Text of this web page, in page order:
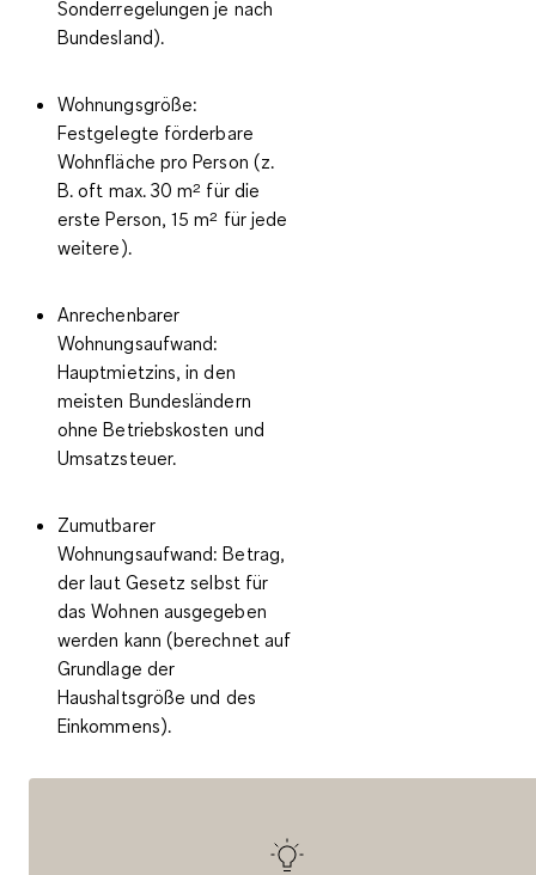
Sonderregelungen je nach
Bundesland).
Wohnungsgröße:
Festgelegte förderbare
Wohnfläche pro Person (z.
B. oft max. 30 m² für die
erste Person, 15 m² für jede
weitere).
Anrechenbarer
Wohnungsaufwand:
Hauptmietzins, in den
meisten Bundesländern
ohne Betriebskosten und
Umsatzsteuer.
Zumutbarer
Wohnungsaufwand: Betrag,
der laut Gesetz selbst für
das Wohnen ausgegeben
werden kann (berechnet auf
Grundlage der
Haushaltsgröße und des
Einkommens).